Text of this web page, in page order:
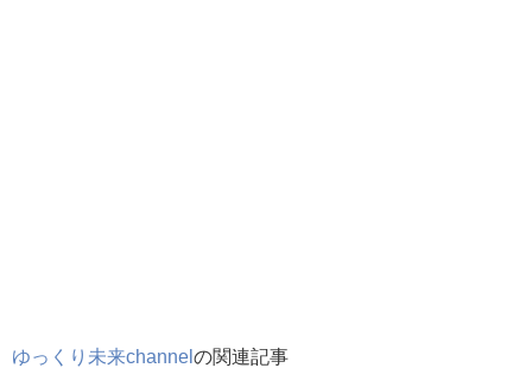
ゆっくり未来channel の関連記事